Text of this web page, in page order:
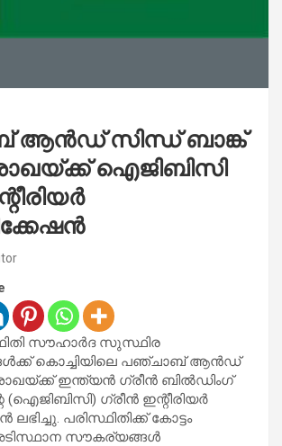
ആൻഡ് സിന്ധ് ബാങ്ക്
ഐജിബിസി
സൗഹാർദ സുസ്ഥിര
കൊച്ചിയിലെ പഞ്ചാബ് ആൻഡ്
ഇന്ത്യൻ ഗ്രീൻ ബിൽഡിംഗ്
(ഐജിബിസി) ഗ്രീൻ ഇന്റീരിയർ
ലഭിച്ചു. പരിസ്ഥിതിക്ക് കോട്ടം
സൗകര്യങ്ങൾ